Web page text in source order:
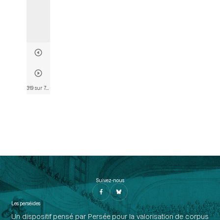
Suivez-nous
Les perséides
Un dispositif pensé par Persée pour la valorisation de corpus